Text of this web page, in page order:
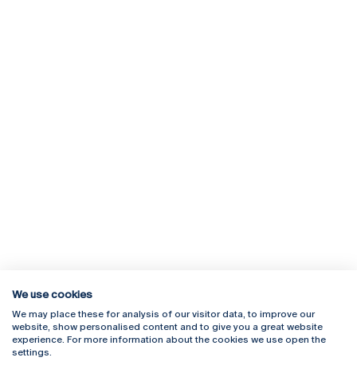
Rua Diogo Botelho 1327
4169-005 Porto
+351 226 196 240
Campus Online
Webmail
We use cookies
We may place these for analysis of our visitor data, to improve our
website, show personalised content and to give you a great website
experience. For more information about the cookies we use open the
settings.